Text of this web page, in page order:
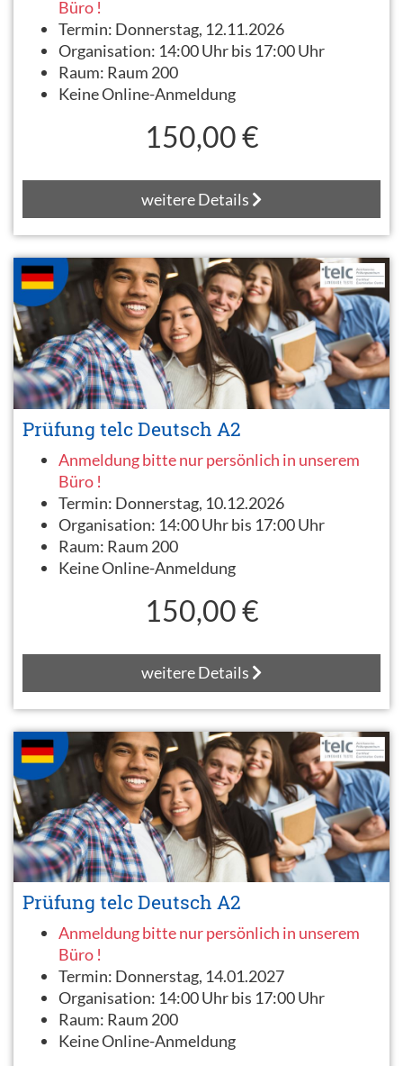
Büro !
Termin: Donnerstag, 12.11.2026
Organisation: 14:00 Uhr bis 17:00 Uhr
Raum: Raum 200
Keine Online-Anmeldung
150,00 €
weitere Details
Prüfung telc Deutsch A2
Anmeldung bitte nur persönlich in unserem
Büro !
Termin: Donnerstag, 10.12.2026
Organisation: 14:00 Uhr bis 17:00 Uhr
Raum: Raum 200
Keine Online-Anmeldung
150,00 €
weitere Details
Prüfung telc Deutsch A2
Anmeldung bitte nur persönlich in unserem
Büro !
Termin: Donnerstag, 14.01.2027
Organisation: 14:00 Uhr bis 17:00 Uhr
Raum: Raum 200
Keine Online-Anmeldung